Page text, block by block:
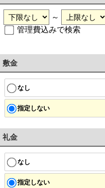
～
管理費込みで検索
敷金
なし
指定しない
礼金
なし
指定しない